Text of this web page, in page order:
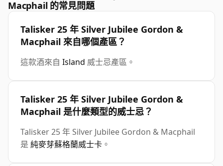
Macphail 的常見問題
Talisker 25 年 Silver Jubilee Gordon &
Macphail 來自哪個產區？
這款酒來自 Island 威士忌產區。
Talisker 25 年 Silver Jubilee Gordon &
Macphail 是什麼類型的威士忌？
Talisker 25 年 Silver Jubilee Gordon & Macphail
是 純麥芽蘇格蘭威士卡 。